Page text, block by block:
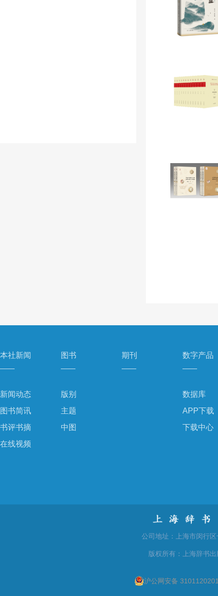
本社新闻
新闻动态
图书简讯
书评书摘
在线视频
图书
版别
主题
中图
期刊 数字产品
数据库
APP下载
下载中心
公司地址：上海市闵行
版权所有：上海辞书
沪公网安备